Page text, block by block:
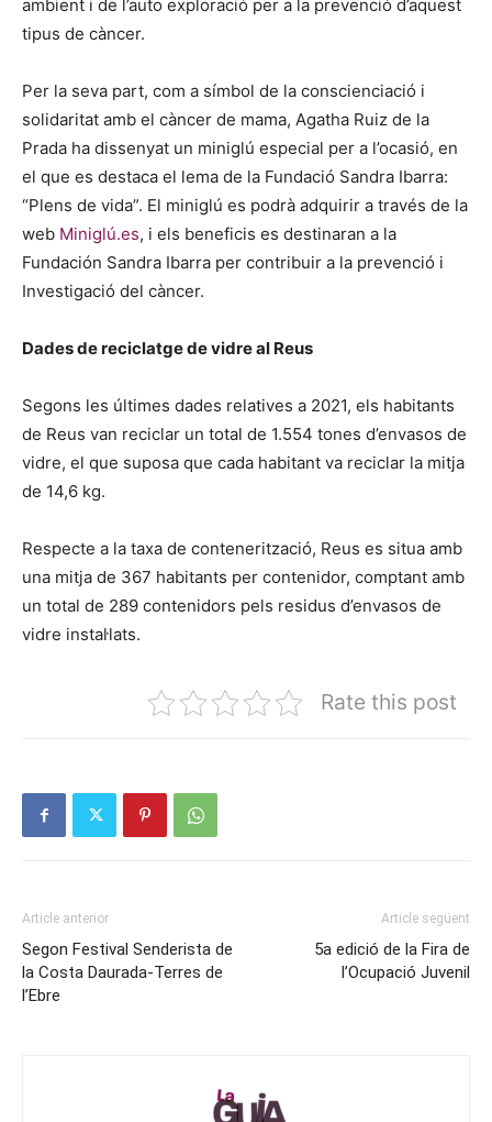
ambient i de l’auto exploració per a la prevenció d’aquest
tipus de càncer.
Per la seva part, com a símbol de la conscienciació i
solidaritat amb el càncer de mama, Agatha Ruiz de la
Prada ha dissenyat un miniglú especial per a l’ocasió, en
el que es destaca el lema de la Fundació Sandra Ibarra:
“Plens de vida”. El miniglú es podrà adquirir a través de la
web Miniglú.es, i els beneficis es destinaran a la
Fundación Sandra Ibarra per contribuir a la prevenció i
Investigació del càncer.
Dades de reciclatge de vidre al Reus
Segons les últimes dades relatives a 2021, els habitants
de Reus van reciclar un total de 1.554 tones d’envasos de
vidre, el que suposa que cada habitant va reciclar la mitja
de 14,6 kg.
Respecte a la taxa de contenerització, Reus es situa amb
una mitja de 367 habitants per contenidor, comptant amb
un total de 289 contenidors pels residus d’envasos de
vidre instal·lats.
Rate this post
Article anterior
Segon Festival Senderista de
la Costa Daurada-Terres de
l’Ebre
Article següent
5a edició de la Fira de
l’Ocupació Juvenil